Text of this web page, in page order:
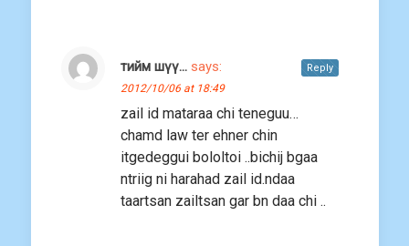
тийм шүү... says:
2012/10/06 at 18:49
zail id mataraa chi teneguu…
chamd law ter ehner chin
itgedeggui bololtoi ..bichij bgaa
ntriig ni harahad zail id.ndaa
taartsan zailtsan gar bn daa chi ..
Reply